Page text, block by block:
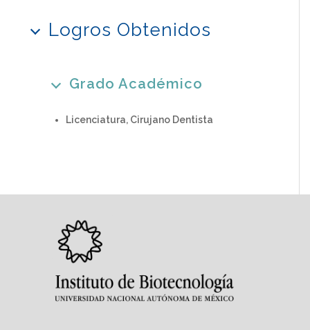
Logros Obtenidos
Grado Académico
Licenciatura, Cirujano Dentista